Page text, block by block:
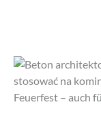
Feuerfest – auch